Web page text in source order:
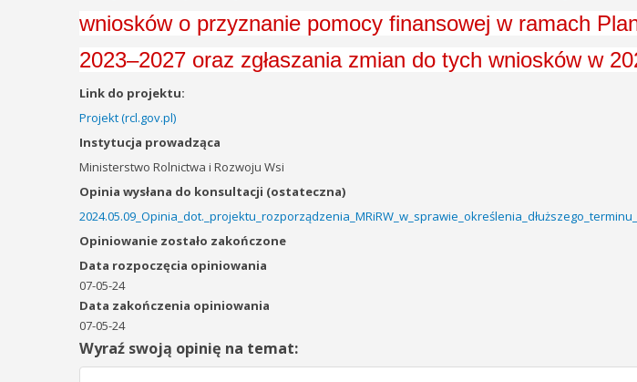
wniosków o przyznanie pomocy finansowej w ramach
2023–2027 oraz zgłaszania zmian do tych wniosków w
Link do projektu:
Projekt (rcl.gov.pl)
Instytucja prowadząca
Ministerstwo Rolnictwa i Rozwoju Wsi
Opinia wysłana do konsultacji (ostateczna)
Opiniowanie zostało zakończone
Data rozpoczęcia opiniowania
07-05-24
Data zakończenia opiniowania
07-05-24
Wyraź swoją opinię na temat: